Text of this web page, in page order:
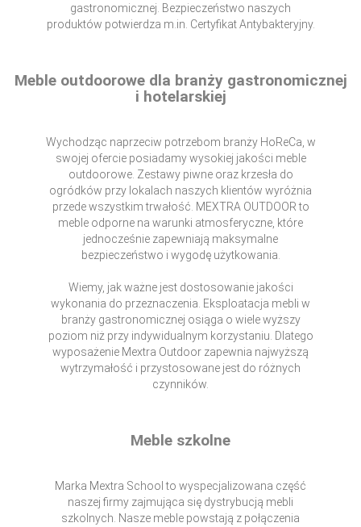
gastronomicznej. Bezpieczeństwo naszych
produktów potwierdza m.in. Certyfikat Antybakteryjny.
Meble outdoorowe dla branży gastronomicznej
i hotelarskiej
Wychodząc naprzeciw potrzebom branży HoReCa, w
swojej ofercie posiadamy wysokiej jakości meble
outdoorowe. Zestawy piwne oraz krzesła do
ogródków przy lokalach naszych klientów wyróżnia
przede wszystkim trwałość. MEXTRA OUTDOOR to
meble odporne na warunki atmosferyczne, które
jednocześnie zapewniają maksymalne
bezpieczeństwo i wygodę użytkowania.
Wiemy, jak ważne jest dostosowanie jakości
wykonania do przeznaczenia. Eksploatacja mebli w
branży gastronomicznej osiąga o wiele wyższy
poziom niż przy indywidualnym korzystaniu. Dlatego
wyposażenie Mextra Outdoor zapewnia najwyższą
wytrzymałość i przystosowane jest do różnych
czynników.
Meble szkolne
Marka Mextra School to wyspecjalizowana część
naszej firmy zajmująca się dystrybucją mebli
szkolnych. Nasze meble powstają z połączenia